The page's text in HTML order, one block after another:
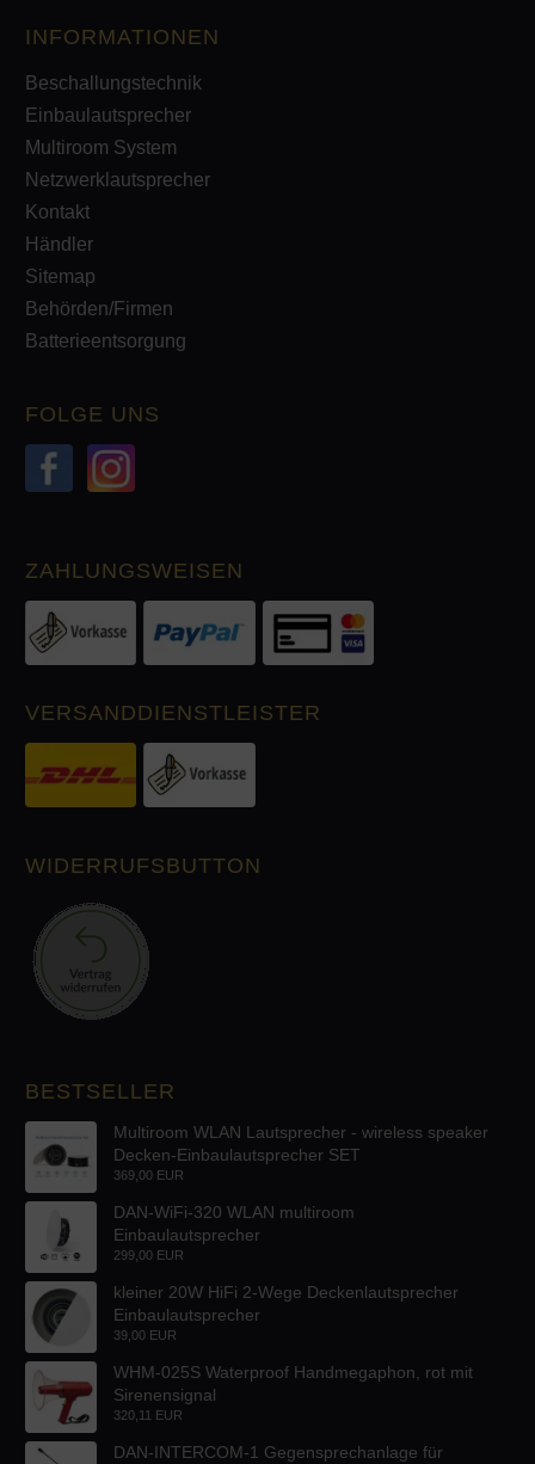
INFORMATIONEN
Beschallungstechnik
Einbaulautsprecher
Multiroom System
Netzwerklautsprecher
Kontakt
Händler
Sitemap
Behörden/Firmen
Batterieentsorgung
FOLGE UNS
ZAHLUNGSWEISEN
VERSANDDIENSTLEISTER
WIDERRUFSBUTTON
BESTSELLER
Multiroom WLAN Lautsprecher - wireless speaker
Decken-Einbaulautsprecher SET
369,00 EUR
DAN-WiFi-320 WLAN multiroom
Einbaulautsprecher
299,00 EUR
kleiner 20W HiFi 2-Wege Deckenlautsprecher
Einbaulautsprecher
39,00 EUR
WHM-025S Waterproof Handmegaphon, rot mit
Sirenensignal
320,11 EUR
DAN-INTERCOM-1 Gegensprechanlage für